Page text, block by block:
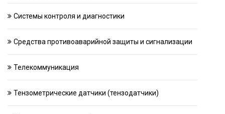
Системы контроля и диагностики
Средства противоаварийной защиты и сигнализации
Телекоммуникация
Тензометрические датчики (тензодатчики)